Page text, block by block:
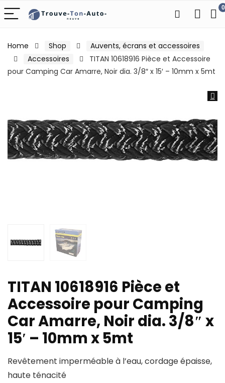
0
Home Shop
Auvents, écrans et accessoires
Accessoires
TITAN 10618916 Pièce et Accessoire
pour Camping Car Amarre, Noir dia. 3/8″ x 15′ – 10mm x 5mt
TITAN 10618916 Pièce et
Accessoire pour Camping
Car Amarre, Noir dia. 3/8″ x
15′ – 10mm x 5mt
Revêtement imperméable à l’eau, cordage épaisse,
haute ténacité